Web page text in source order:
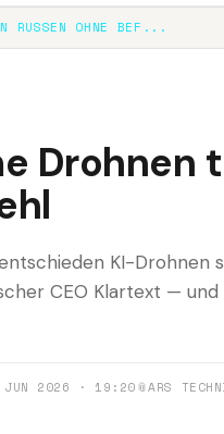
RUSSEN OHNE BEF...
Drohnen
KI-Drohnen
CEO Klartext —
2026 · 19:20📎ARS